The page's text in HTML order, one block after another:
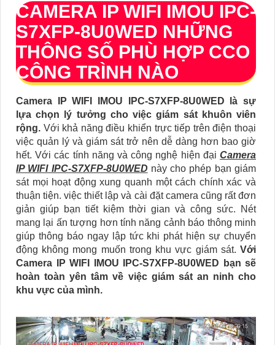
CAMERA IP WIFI IMOU IPC-
S7XFP-8U0WED NHỮNG
THÔNG SỐ PHÙ HỢP CCO
CÔNG TRÌNH NÀO
Camera IP WIFI IMOU IPC-S7XFP-8U0WED là sự
lựa chọn lý tưởng cho việc giám sát khuôn viên
rộng. Với khả năng điều khiển trực tiếp trên điện thoại
việc quản lý và giám sát trở nên dễ dàng hơn bao giờ
hết. Với các tính năng và công nghệ hiện đại Camera
IP WIFI IPC-S7XFP-8U0WED này cho phép bạn giám
sát mọi hoạt động xung quanh một cách chính xác và
thuận tiện. việc thiết lập và cài đặt camera cũng rất đơn
giản giúp bạn tiết kiệm thời gian và công sức. Nét
mang lại ấn tượng hơn tính năng cảnh báo thông minh
giúp thông báo ngay lập tức khi phát hiện sự chuyển
động không mong muốn trong khu vực giám sát. Với
Camera IP WIFI IMOU IPC-S7XFP-8U0WED bạn sẽ
hoàn toàn yên tâm về việc giám sát an ninh cho
khu vực của mình.